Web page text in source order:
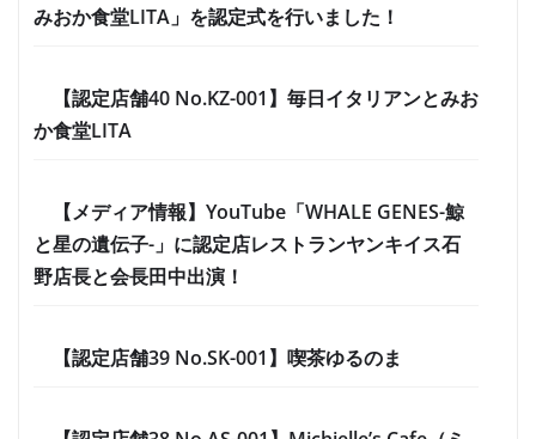
みおか食堂LITA」を認定式を行いました！
【認定店舗40 No.KZ-001】毎日イタリアンとみお
か食堂LITA
【メディア情報】YouTube「WHALE GENES-鯨
と星の遺伝子-」に認定店レストランヤンキイス石
野店長と会長田中出演！
【認定店舗39 No.SK-001】喫茶ゆるのま